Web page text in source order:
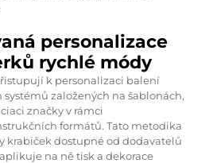
personalizace
rychlé módy
k personalizaci balení
založených na šablonách,
značky v rámci
formátů. Tato metodika
krabiček dostupné od dodavatelů
na ně tisk a dekorace